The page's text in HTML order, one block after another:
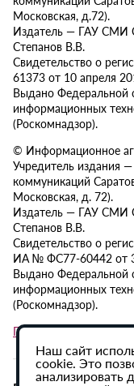
Московская, д.72).
Издатель — ГАУ СМИ
Степанов В.В.
Свидетельство о
61373 от 10 апреля
Выдано Федеральной
информационных
(Роскомнадзор).
© Информационное
Учредитель издания
коммуникаций
Московская, д. 72).
Издатель — ГАУ СМИ
Степанов В.В.
Свидетельство о
ИА № ФС77-60442 от
Выдано Федеральной
информационных
(Роскомнадзор).
Политика в
Наш сайт
cookie. Это
анализировать